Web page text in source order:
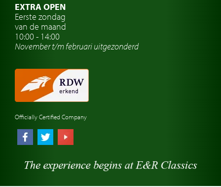
Oldtimer reizen
Oldtimerwerkplaats
Automerk horloges
Classic cars Nederland
EXTRA OPEN
Eerste zondag
van de maand
10:00 - 14:00
November t/m februariuitgezonderd
Officially Certified Company